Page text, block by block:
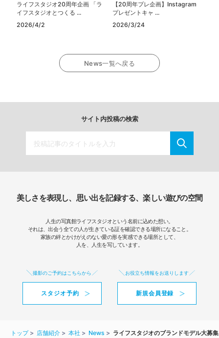
ライフスタジオ20周年企画 「ラ
イフスタジオとつくる ...
2026/4/2
【20周年プレ企画】Instagram
プレゼントキャ ...
2026/3/24
News一覧へ戻る
サイト内投稿の検索
美しさを表現し、思い出を記録する、楽しい遊びの空間
人生の写真館ライフスタジオという名前に込めた想い。
それは、出会う全ての人が生きている証を確認できる場所になること。
家族の絆とかけがえのない愛の形を実感できる場所として、
人を、人生を写しています。
撮影のご予約はこちらから
スタジオ予約
お役立ち情報をお送りします
新規会員登録
トップ 店舗紹介 本社 News
ライフスタジオのブランドモデル大募集